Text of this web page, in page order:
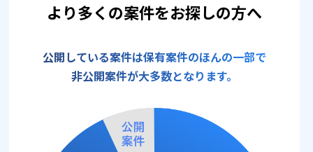
より多くの案件をお探しの方へ
公開している案件は保有案件のほんの一部で
非公開案件が大多数となります。